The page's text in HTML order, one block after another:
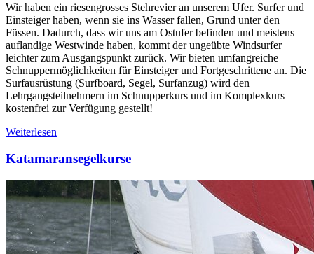
Wir haben ein riesengrosses Stehrevier an unserem Ufer. Surfer und
Einsteiger haben, wenn sie ins Wasser fallen, Grund unter den
Füssen. Dadurch, dass wir uns am Ostufer befinden und meistens
auflandige Westwinde haben, kommt der ungeübte Windsurfer
leichter zum Ausgangspunkt zurück. Wir bieten umfangreiche
Schnuppermöglichkeiten für Einsteiger und Fortgeschrittene an. Die
Surfausrüstung (Surfboard, Segel, Surfanzug) wird den
Lehrgangsteilnehmern im Schnupperkurs und im Komplexkurs
kostenfrei zur Verfügung gestellt!
Weiterlesen
Katamaransegelkurse